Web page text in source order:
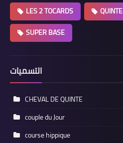
LES 2 TOCARDS
QUINTE
SUPER BASE
التسميات
CHEVAL DE QUINTE
couple du Jour
course hippique